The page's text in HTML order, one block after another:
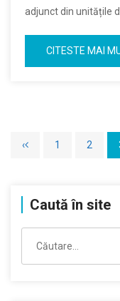
adjunct din unitățile
CITESTE MAI
‹ 1 2
Caută în site
după: